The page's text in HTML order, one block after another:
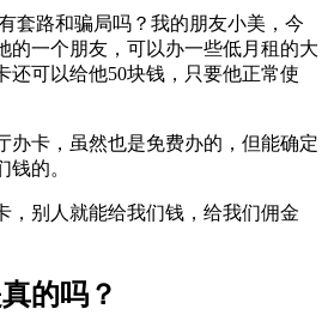
套路和骗局吗？我的朋友小美，今
的一个朋友，可以办一些低月租的大
还可以给他50块钱，只要他正常使
办卡，虽然也是免费办的，但能确定
的。
，别人就能给我们钱，给我们佣金
的吗？